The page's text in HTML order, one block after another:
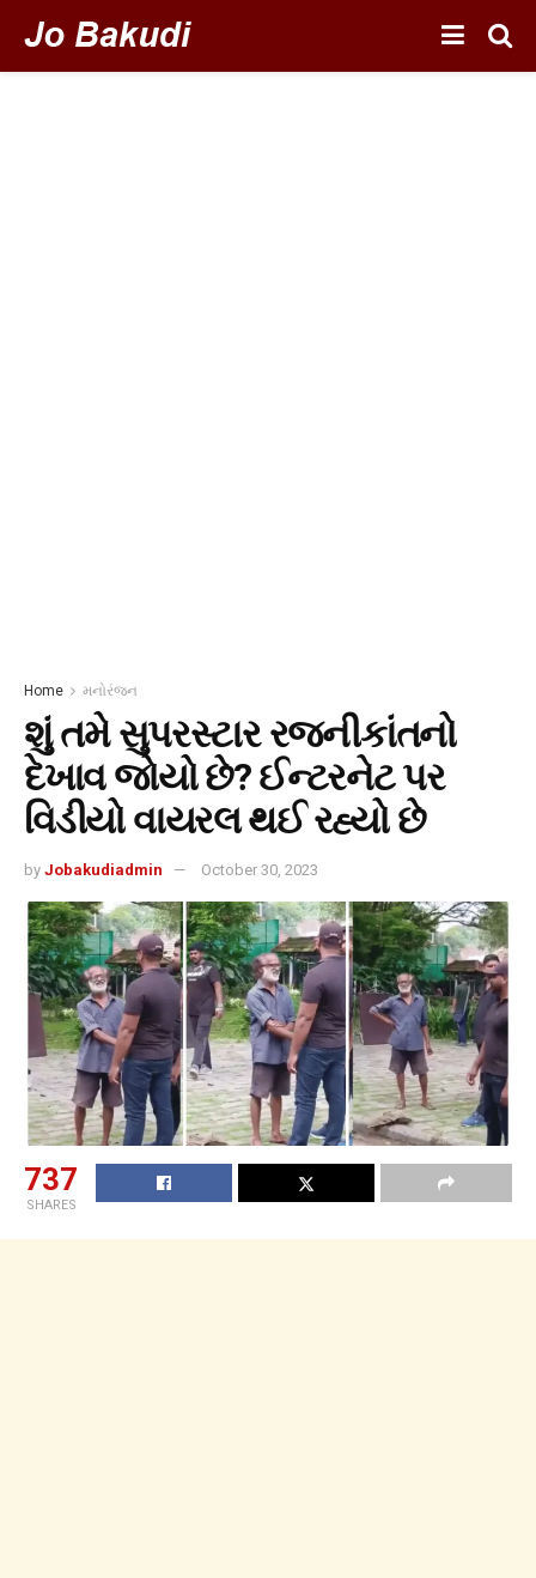
Home મનોરંજન
શું તમે સુપરસ્ટાર રજનીકાંતનો
દેખાવ જોયો છે? ઈન્ટરનેટ પર
વિડીયો વાયરલ થઈ રહ્યો છે
by Jobakudiadmin October 30, 2023
737
SHARES